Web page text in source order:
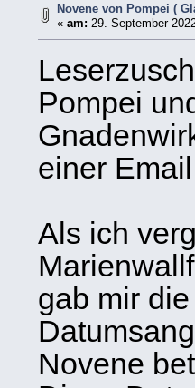
Novene von Pompei (
«am: 29. September
Pompei
einer
Als ich
gab mir
Novene